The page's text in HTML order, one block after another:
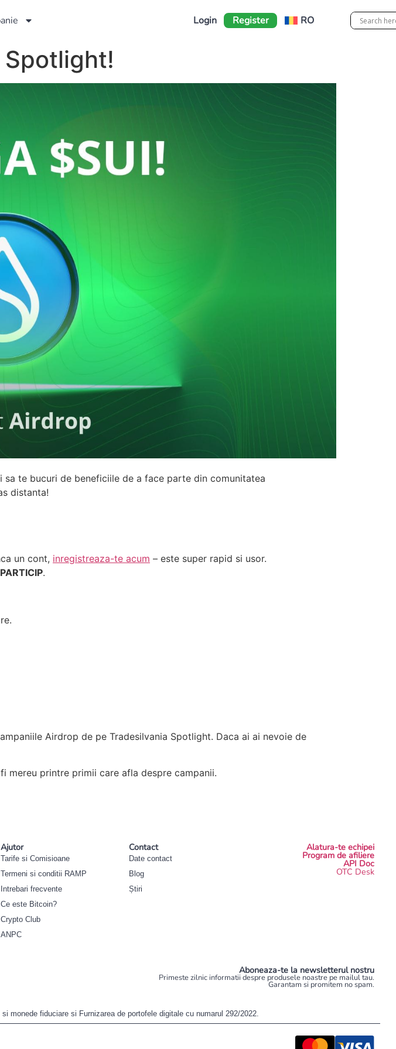
Login Register RO
Spotlight!
te bucuri de beneficiile de a face parte din comunitatea
distanta!
un cont, inregistreaza-te acum – este super rapid si usor.
PARTICIP.
Airdrop de pe Tradesilvania Spotlight. Daca ai ai nevoie de
mereu printre primii care afla despre campanii.
Ajutor
Tarife si Comisioane
Termeni si conditii RAMP
Intrebari frecvente
Ce este Bitcoin?
Crypto Club
ANPC
Contact
Date contact
Blog
Știri
Alatura-te echipei
Program de afiliere
API Doc
OTC Desk
Aboneaza-te la newsletterul nostru
Primeste zilnic informatii despre produsele noastre pe mailul tau.
Garantam si promitem no spam.
monede fiduciare si Furnizarea de portofele digitale cu numarul 292/2022.